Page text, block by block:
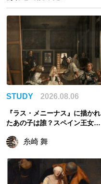
STUDY 2026.08.06
『ラス・メニーナス』に描かれ
たあの子は誰？スペイン王女マ
糸崎 舞